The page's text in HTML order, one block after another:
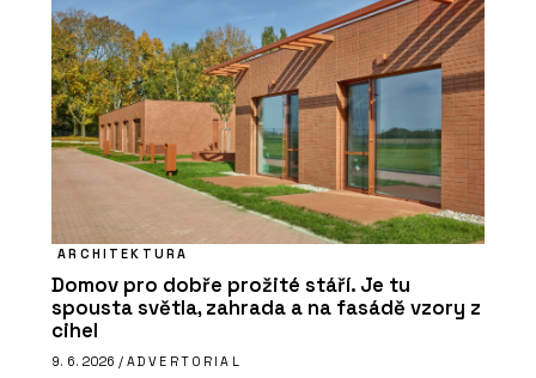
ARCHITEKTURA
Domov pro dobře prožité stáří. Je tu
spousta světla, zahrada a na fasádě vzory z
cihel
9. 6. 2026 / ADVERTORIAL